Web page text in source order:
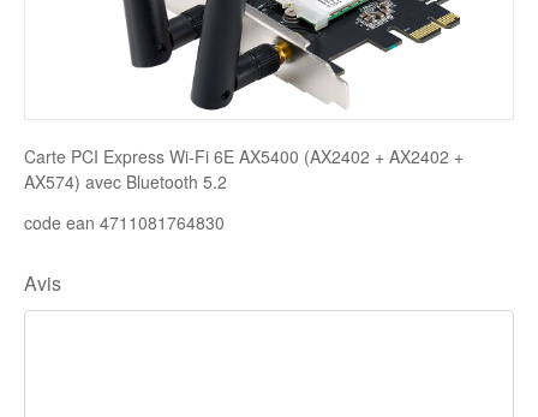
Disque SSD
Carte PCI Express Wi-Fi 6E AX5400 (AX2402 + AX2402 +
AX574) avec Bluetooth 5.2
code ean 4711081764830
Avis